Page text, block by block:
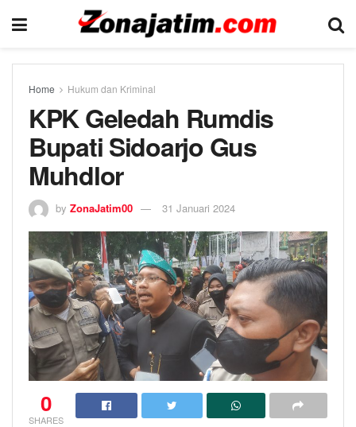
Home Hukum dan Kriminal
KPK Geledah Rumdis
Bupati Sidoarjo Gus
Muhdlor
by ZonaJatim00 31 Januari 2024
0
SHARES